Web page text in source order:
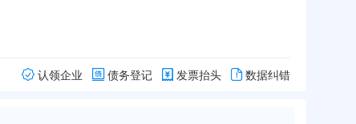
认领企业 债务登记 发票抬头 数据纠错